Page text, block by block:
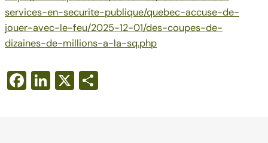
services-en-securite-publique/quebec-accuse-de-
jouer-avec-le-feu/2025-12-01/des-coupes-de-
dizaines-de-millions-a-la-sq.php
F Li X